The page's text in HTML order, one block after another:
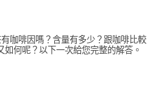
咖啡因嗎？含量有多少？跟咖啡比較
何呢？以下一次給您完整的解答。